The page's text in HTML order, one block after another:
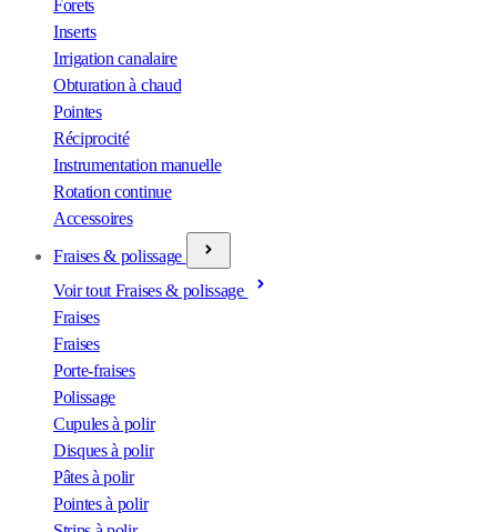
Forets
Inserts
Irrigation canalaire
Obturation à chaud
Pointes
Réciprocité
Instrumentation manuelle
Rotation continue
Accessoires
Fraises & polissage
Voir tout Fraises & polissage
Fraises
Fraises
Porte-fraises
Polissage
Cupules à polir
Disques à polir
Pâtes à polir
Pointes à polir